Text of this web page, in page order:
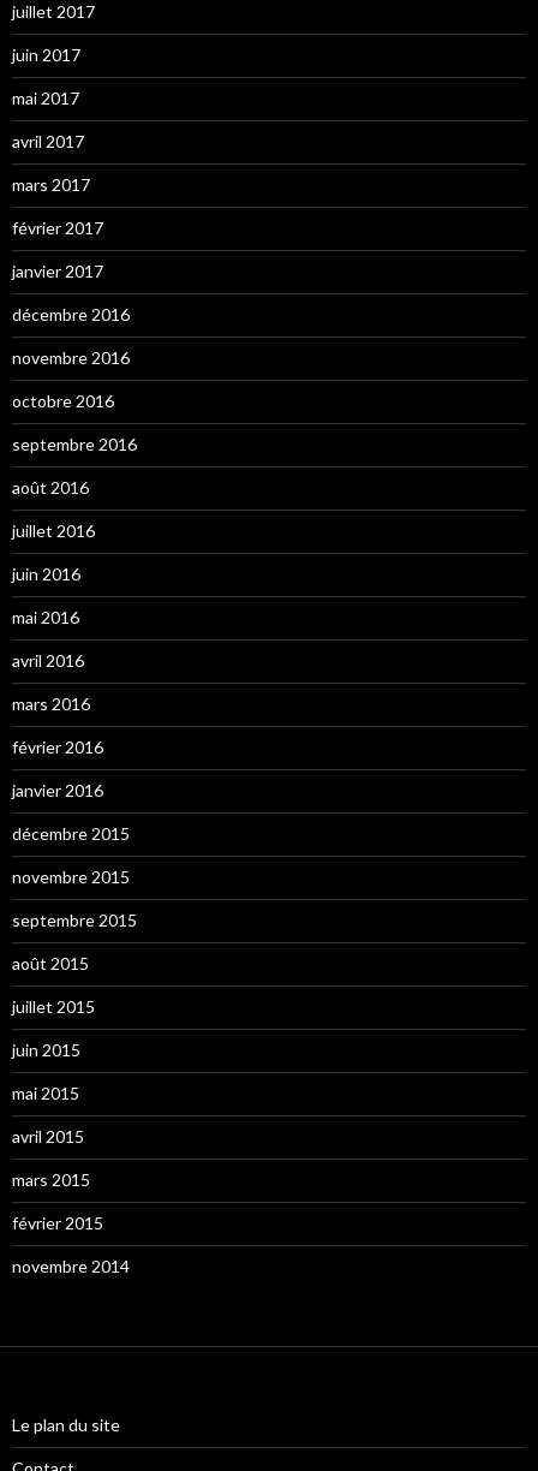
juillet 2017
juin 2017
mai 2017
avril 2017
mars 2017
février 2017
janvier 2017
décembre 2016
novembre 2016
octobre 2016
septembre 2016
août 2016
juillet 2016
juin 2016
mai 2016
avril 2016
mars 2016
février 2016
janvier 2016
décembre 2015
novembre 2015
septembre 2015
août 2015
juillet 2015
juin 2015
mai 2015
avril 2015
mars 2015
février 2015
novembre 2014
Le plan du site